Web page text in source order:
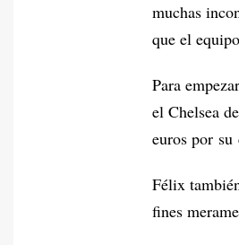
muchas
que el
Para
el Chelsea
euros por su
Félix
fines